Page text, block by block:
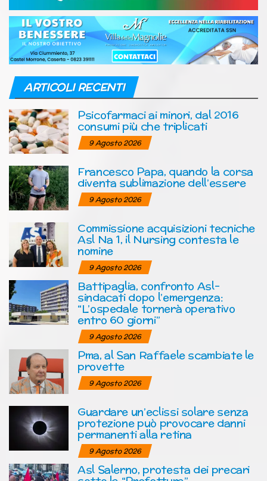
ARTICOLI RECENTI
Psicofarmaci ai minori, dal 2016
consumi più che triplicati
9 Agosto 2026
Francesco Papa, quando la corsa
diventa sublimazione dell’essere
9 Agosto 2026
Commissione acquisizioni tecniche
Asl Na 1, il Nursing contesta le
nomine
9 Agosto 2026
Battipaglia, confronto Asl-
sindacati dopo l’emergenza:
“L’ospedale tornerà operativo
entro 60 giorni”
9 Agosto 2026
Pma, al San Raffaele scambiate le
provette
9 Agosto 2026
Guardare un’eclissi solare senza
protezione può provocare danni
permanenti alla retina
9 Agosto 2026
Asl Salerno, protesta dei precari